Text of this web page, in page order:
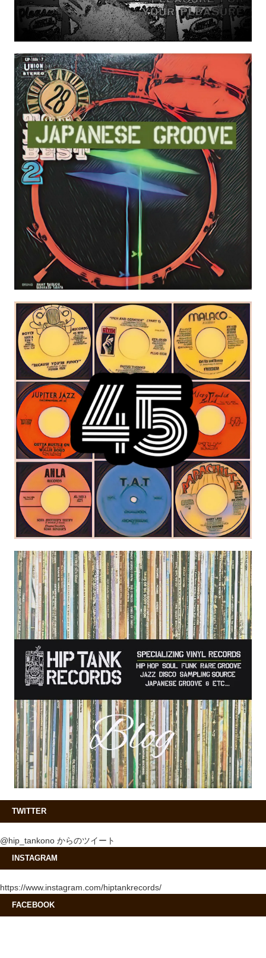
TWITTER
@hip_tankono からのツイート
INSTAGRAM
https://www.instagram.com/hiptankrecords/
FACEBOOK